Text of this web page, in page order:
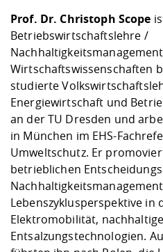
Prof. Dr. Christoph Scope
Betriebswirtschaftslehre /
Wirtschaftswissenschaften
studierte
Energiewirtschaft und
an der TU Dresden und
in München im EHS-
Umweltschutz. Er
betrieblichen
Lebenszyklusperspektive in
Elektromobilität,
Entsalzungstechnologien.